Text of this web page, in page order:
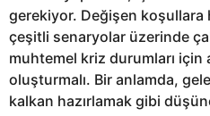
gerekiyor. Değişen koşullara
çeşitli senaryolar üzerinde
muhtemel kriz durumları
oluşturmalı. Bir anlamda,
kalkan hazırlamak gibi